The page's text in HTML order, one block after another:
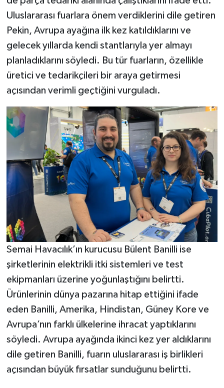
Uluslararası fuarlara önem verdiklerini dile getiren
Pekin, Avrupa ayağına ilk kez katıldıklarını ve
gelecek yıllarda kendi stantlarıyla yer almayı
planladıklarını söyledi. Bu tür fuarların, özellikle
üretici ve tedarikçileri bir araya getirmesi
açısından verimli geçtiğini vurguladı.
Semai Havacılık’ın kurucusu Bülent Banilli ise
şirketlerinin elektrikli itki sistemleri ve test
ekipmanları üzerine yoğunlaştığını belirtti.
Ürünlerinin dünya pazarına hitap ettiğini ifade
eden Banilli, Amerika, Hindistan, Güney Kore ve
Avrupa’nın farklı ülkelerine ihracat yaptıklarını
söyledi. Avrupa ayağında ikinci kez yer aldıklarını
dile getiren Banilli, fuarın uluslararası iş birlikleri
açısından büyük fırsatlar sunduğunu belirtti.